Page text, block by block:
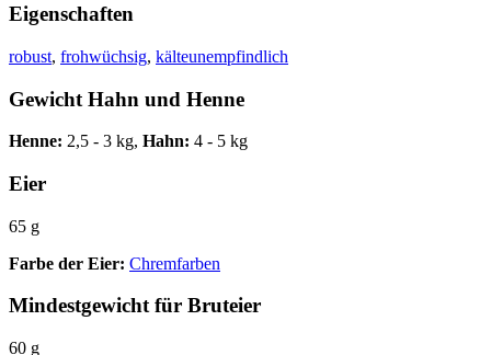
Eigenschaften
robust, frohwüchsig, kälteunempfindlich
Gewicht Hahn und Henne
Henne: 2,5 - 3 kg, Hahn: 4 - 5 kg
Eier
65 g
Farbe der Eier: Chremfarben
Mindestgewicht für Bruteier
60 g